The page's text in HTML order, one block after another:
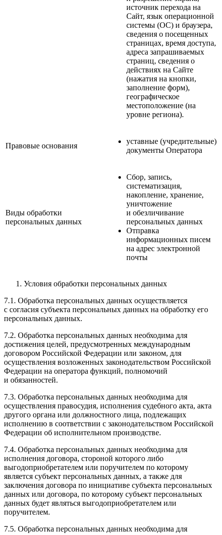
источник перехода на
Сайт, язык операционной
системы (ОС) и браузера,
сведения о посещенных
страницах, время доступа,
адреса запрашиваемых
страниц, сведения о
действиях на Сайте
(нажатия на кнопки,
заполнение форм),
географическое
местоположение (на
уровне региона).
Правовые основания
уставные (учредительные)
документы Оператора
Виды обработки
персональных данных
Сбор, запись,
систематизация,
накопление, хранение,
уничтожение
и обезличивание
персональных данных
Отправка
информационных писем
на адрес электронной
почты
Условия обработки персональных данных
7.1. Обработка персональных данных осуществляется
с согласия субъекта персональных данных на обработку его
персональных данных.
7.2. Обработка персональных данных необходима для
достижения целей, предусмотренных международным
договором Российской Федерации или законом, для
осуществления возложенных законодательством Российской
Федерации на оператора функций, полномочий
и обязанностей.
7.3. Обработка персональных данных необходима для
осуществления правосудия, исполнения судебного акта, акта
другого органа или должностного лица, подлежащих
исполнению в соответствии с законодательством Российской
Федерации об исполнительном производстве.
7.4. Обработка персональных данных необходима для
исполнения договора, стороной которого либо
выгодоприобретателем или поручителем по которому
является субъект персональных данных, а также для
заключения договора по инициативе субъекта персональных
данных или договора, по которому субъект персональных
данных будет являться выгодоприобретателем или
поручителем.
7.5. Обработка персональных данных необходима для